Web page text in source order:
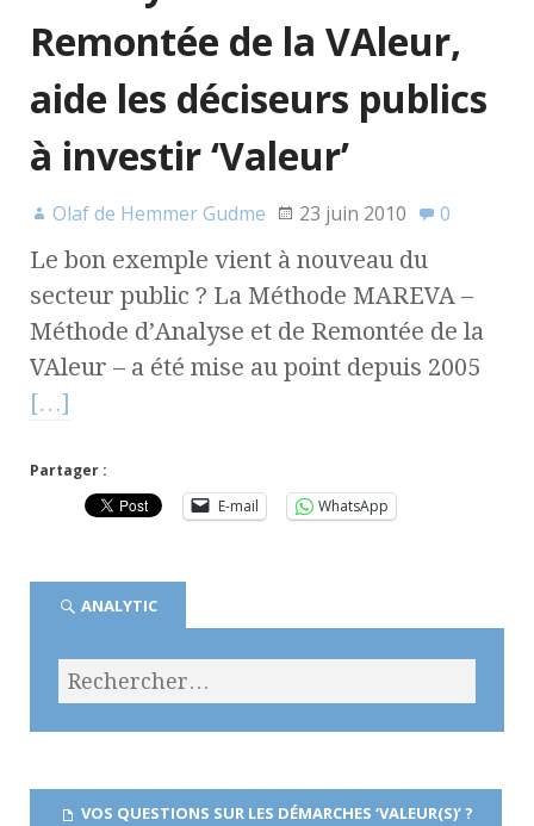
Remontée de la VAleur,
aide les déciseurs publics
à investir ‘Valeur’
Olaf de Hemmer Gudme 23 juin 2010 0
Le bon exemple vient à nouveau du
secteur public ? La Méthode MAREVA –
Méthode d’Analyse et de Remontée de la
VAleur – a été mise au point depuis 2005
[…]
Partager :
E-mail
WhatsApp
ANALYTIC
VOS QUESTIONS SUR LES DÉMARCHES ‘VALEUR(S)’ ?